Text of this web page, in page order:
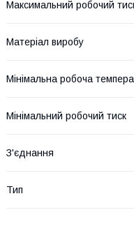
Максимальний робочий
Матеріал виробу
Мінімальна робоча
Мінімальний робочий тиск
З'єднання
Тип